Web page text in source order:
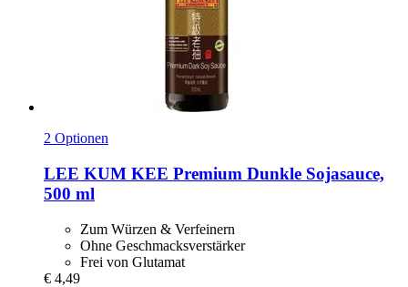
2 Optionen
LEE KUM KEE Premium Dunkle Sojasauce,
500 ml
Zum Würzen & Verfeinern
Ohne Geschmacksverstärker
Frei von Glutamat
€ 4,49